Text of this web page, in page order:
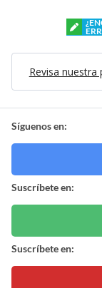
Revisa nuestra
Síguenos en:
Suscríbete en:
Suscríbete en: